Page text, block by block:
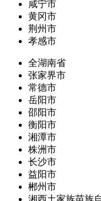
咸宁市
黄冈市
荆州市
孝感市
全湖南省
张家界市
常德市
岳阳市
邵阳市
衡阳市
湘潭市
株洲市
长沙市
益阳市
郴州市
湘西土家族苗族